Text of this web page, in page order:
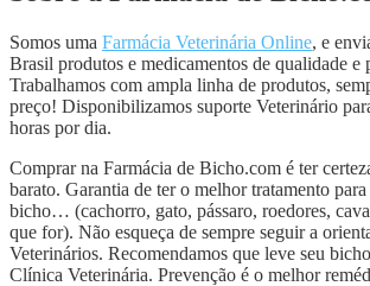
Somos uma Farmácia Veterinária Online, e
Brasil produtos e medicamentos de qualidade e
Trabalhamos com ampla linha de produtos,
preço! Disponibilizamos suporte Veterinário
horas por dia.
Comprar na Farmácia de Bicho.com é ter
barato. Garantia de ter o melhor tratamento para
bicho… (cachorro, gato, pássaro, roedores,
que for). Não esqueça de sempre seguir a
Veterinários. Recomendamos que leve seu
Clínica Veterinária. Prevenção é o melhor